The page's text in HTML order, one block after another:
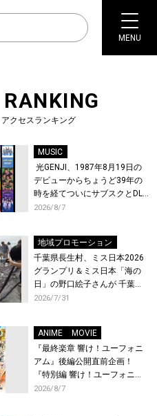
MENU
RANKING
アクセスランキング
MUSIC
光GENJI、1987年8月19日の
デビューからちょうど39年の
時を経てついにサブスクとDL
配信が解禁！
2026/8/7
地域プロモーション
千葉県長生村、ミス日本2026
グランプリ＆ミス日本「海の
日」の野口絵子さんが 千葉県
唯一の村・長生村で地引網を
2026/7/31
ANIME
MOVIE
『最終楽章 響け！ユーフォニ
アム』後編公開直前企画！
『特別編 響け！ユーフォニア
ム〜アンサンブルコンテス
2026/8/7